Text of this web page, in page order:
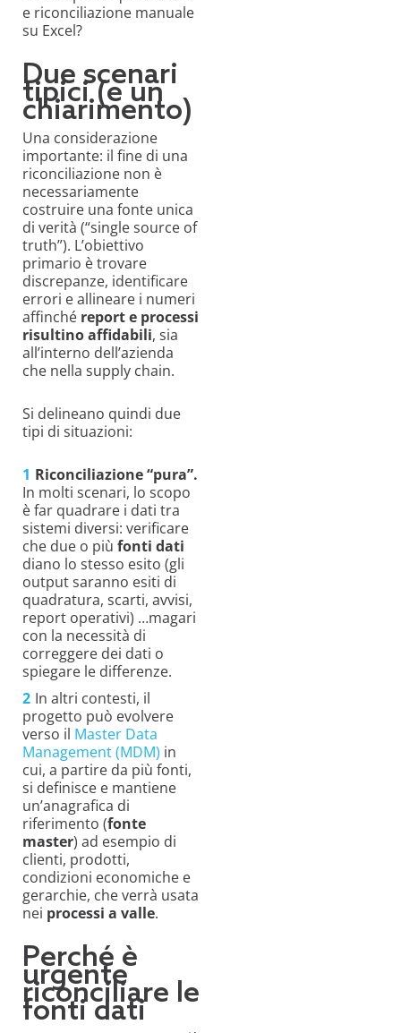
e riconciliazione manuale
su Excel?
Due scenari
tipici (e un
chiarimento)
Una considerazione
importante: il fine di una
riconciliazione non è
necessariamente
costruire una fonte unica
di verità (“single source of
truth”). L’obiettivo
primario è trovare
discrepanze, identificare
errori e allineare i numeri
affinché report e processi
risultino affidabili, sia
all’interno dell’azienda
che nella supply chain.
Si delineano quindi due
tipi di situazioni:
Riconciliazione “pura”.
In molti scenari, lo scopo
è far quadrare i dati tra
sistemi diversi: verificare
che due o più fonti dati
diano lo stesso esito (gli
output saranno esiti di
quadratura, scarti, avvisi,
report operativi) …magari
con la necessità di
correggere dei dati o
spiegare le differenze.
In altri contesti, il
progetto può evolvere
verso il Master Data
Management (MDM) in
cui, a partire da più fonti,
si definisce e mantiene
un’anagrafica di
riferimento (fonte
master) ad esempio di
clienti, prodotti,
condizioni economiche e
gerarchie, che verrà usata
nei processi a valle.
Perché è
urgente
riconciliare le
fonti dati